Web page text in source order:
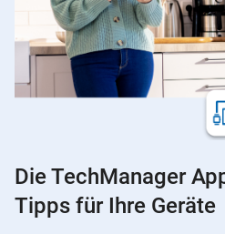
Die TechManager
Tipps für Ihre Geräte